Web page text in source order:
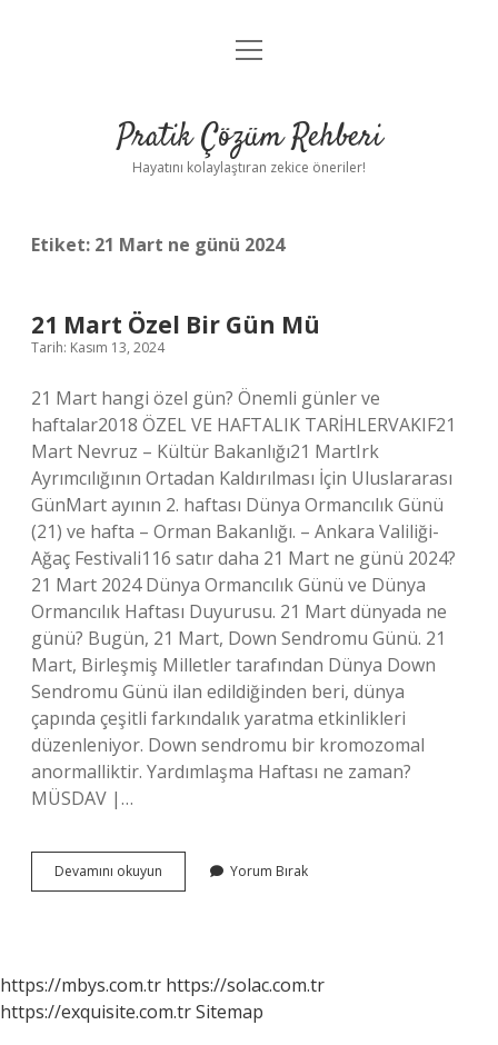
Anasayfa
Yasal Uyarı
menüyü
Pratik Çözüm Rehberi
Hayatını kolaylaştıran zekice öneriler!
Etiket: 21 Mart ne günü 2024
21 Mart Özel Bir Gün Mü
Tarih: Kasım 13, 2024
21 Mart hangi özel gün? Önemli günler ve
haftalar2018 ÖZEL VE ​​HAFTALIK TARİHLERVAKIF21
Mart Nevruz – Kültür Bakanlığı21 MartIrk
Ayrımcılığının Ortadan Kaldırılması İçin Uluslararası
GünMart ayının 2. haftası Dünya Ormancılık Günü
(21) ve hafta – Orman Bakanlığı. – Ankara Valiliği-
Ağaç Festivali116 satır daha 21 Mart ne günü 2024?
21 Mart 2024 Dünya Ormancılık Günü ve Dünya
Ormancılık Haftası Duyurusu. 21 Mart dünyada ne
günü? Bugün, 21 Mart, Down Sendromu Günü. 21
Mart, Birleşmiş Milletler tarafından Dünya Down
Sendromu Günü ilan edildiğinden beri, dünya
çapında çeşitli farkındalık yaratma etkinlikleri
düzenleniyor. Down sendromu bir kromozomal
anormalliktir. Yardımlaşma Haftası ne zaman?
MÜSDAV |…
Devamını okuyun
Mart
Yorum Bırak
https://mbys.com.tr https://solac.com.tr
https://exquisite.com.trSitemap